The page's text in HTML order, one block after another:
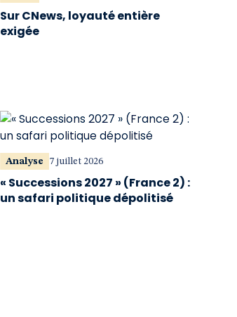
Sur CNews, loyauté entière
exigée
Analyse 7 juillet 2026
« Successions 2027 » (France 2) :
un safari politique dépolitisé